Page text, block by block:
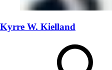
Kyrre W. Kielland